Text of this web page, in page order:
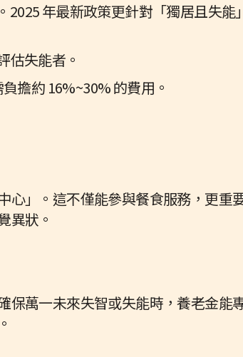
2025 年最新政策更針對「獨居且失能
估失能者。
擔約 16%~30% 的費用。
心」。這不僅能參與餐食服務，更重
異狀。
保萬一未來失智或失能時，養老金能